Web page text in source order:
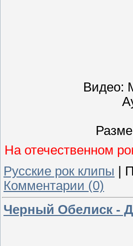
Видео:
На отечественном
Русские рок клипы
Комментарии (0)
Черный Обелиск -